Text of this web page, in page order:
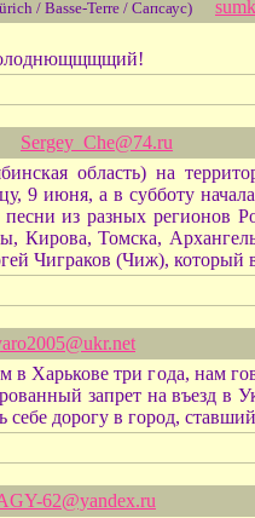
/ Basse-Terre / Сапсаус)
Sergey_Che@74.ru
область) на
9 июня, а в субботу
песни из разных регионов
Кирова, Томска,
Чиграков (Чиж), который
Харькове три года, нам
запрет на въезд
себе дорогу в город,
62@yandex.ru